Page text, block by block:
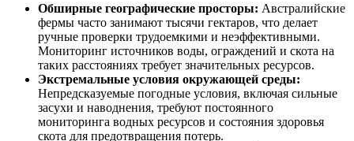
Обширные географические просторы: Австралийские
фермы часто занимают тысячи гектаров, что делает
ручные проверки трудоемкими и неэффективными.
Мониторинг источников воды, ограждений и скота на
таких расстояниях требует значительных ресурсов.
Экстремальные условия окружающей среды:
Непредсказуемые погодные условия, включая сильные
засухи и наводнения, требуют постоянного
мониторинга водных ресурсов и состояния здоровья
скота для предотвращения потерь.